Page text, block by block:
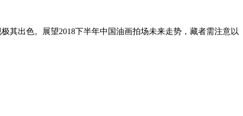
其出色。展望2018下半年中国油画拍场未来走势，藏者需注意以